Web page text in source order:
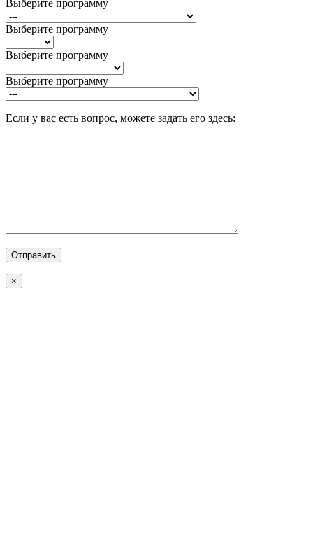
Выберите программу
Выберите программу
Выберите программу
Выберите программу
Если у вас есть вопрос, можете задать его здесь:
×